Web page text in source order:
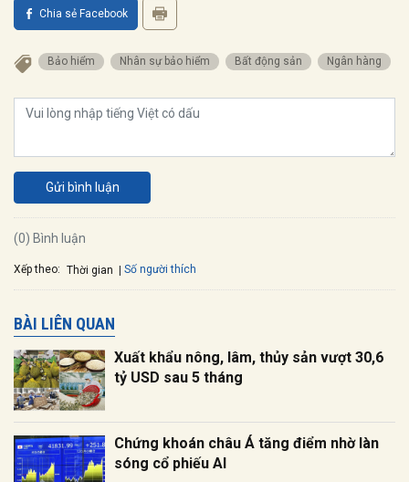
Chia sẻ Facebook
Bảo hiểm Nhân sự bảo hiểm bất động sản Ngân hàng
Gửi bình luận
(0) Bình luận
Xếp theo: Thời gian Số người thích
BÀI LIÊN QUAN
Xuất khẩu nông, lâm, thủy sản vượt 30,6
tỷ USD sau 5 tháng
Chứng khoán châu Á tăng điểm nhờ làn
sóng cổ phiếu AI